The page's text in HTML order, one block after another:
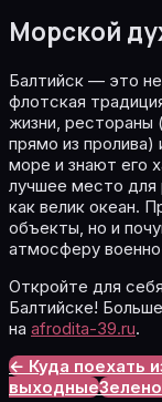
Морской
Балтийск — это
флотская
жизни, рестораны
прямо из
море и знают его
лучшее место для
как велик океан.
объекты, но и
атмосферу
Откройте для
Балтийске!
на afrodita-39.ru.
← Куда поехать
выходные